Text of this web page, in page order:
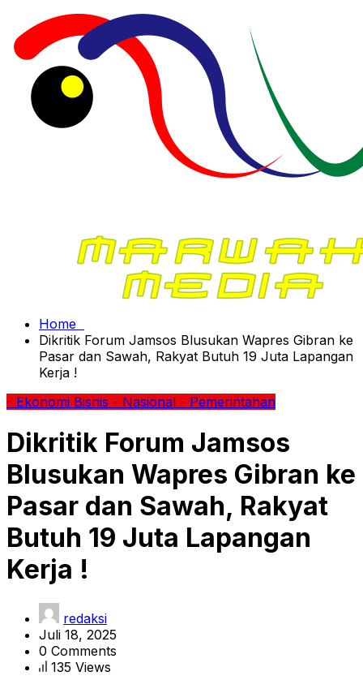
Home
Dikritik Forum Jamsos Blusukan Wapres Gibran ke
Pasar dan Sawah, Rakyat Butuh 19 Juta Lapangan
Kerja !
- Ekonomi Bisnis - Nasional - Pemerintahan
Dikritik Forum Jamsos
Blusukan Wapres Gibran ke
Pasar dan Sawah, Rakyat
Butuh 19 Juta Lapangan
Kerja !
redaksi
Juli 18, 2025
0 Comments
135 Views